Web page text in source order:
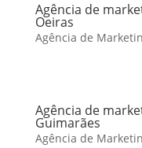
Agência de
Oeiras
Agência de
Agência de
Guimarães
Agência de